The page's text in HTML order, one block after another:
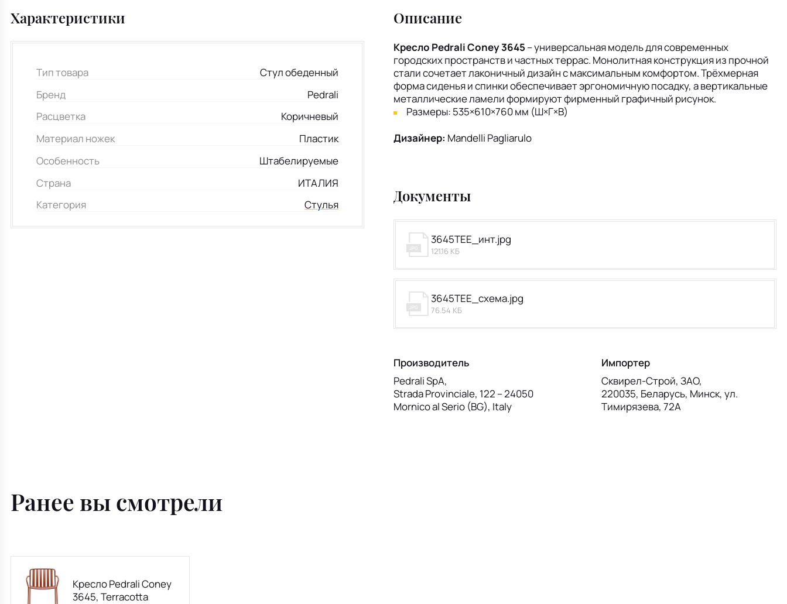
Характеристики
Тип товара
Стул обеденный
Бренд
Pedrali
Расцветка
Коричневый
Материал ножек
Пластик
Особенность
Штабелируемые
Страна
ИТАЛИЯ
Категория
Стулья
Описание
Кресло Pedrali Coney 3645 – универсальная модель для современных
городских пространств и частных террас. Монолитная конструкция из прочной
стали сочетает лаконичный дизайн с максимальным комфортом. Трёхмерная
форма сиденья и спинки обеспечивает эргономичную посадку, а вертикальные
металлические ламели формируют фирменный графичный рисунок.
Размеры: 535×610×760 мм (Ш×Г×В)
Дизайнер: Mandelli Pagliarulo
Документы
JPG
3645TEE_инт.jpg
121.16 КБ
JPG
3645TEE_схема.jpg
76.54 КБ
Производитель
Pedrali SpA,
Strada Provinciale, 122 – 24050
Mornico al Serio (BG), Italy
Импортер
Сквирел-Строй, ЗАО,
220035, Беларусь, Минск, ул.
Тимирязева, 72А
Ранее вы смотрели
Кресло Pedrali Coney
3645, Terracotta